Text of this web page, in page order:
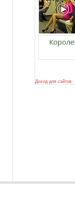
Доход для сайтов